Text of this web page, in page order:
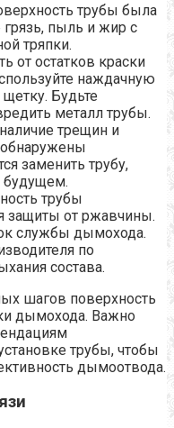
трубы была
грязь, пыль и жир с
тряпки.
от остатков краски
наждачную
Будьте
металл трубы.
трещин и
заменить трубу,
будущем.
трубы
защиты от ржавчины.
службы дымохода.
по
состава.
шагов поверхность
дымохода. Важно
трубы, чтобы
дымоотвода.